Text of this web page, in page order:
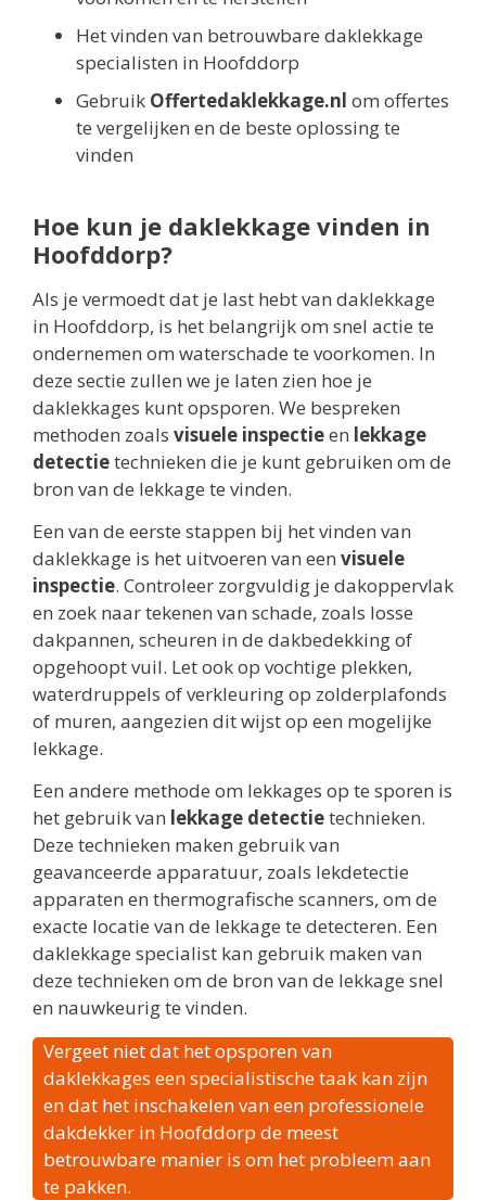
Het vinden van betrouwbare daklekkage
specialisten in Hoofddorp
Gebruik Offertedaklekkage.nl om offertes
te vergelijken en de beste oplossing te
vinden
Hoe kun je daklekkage vinden in
Hoofddorp?
Als je vermoedt dat je last hebt van daklekkage
in Hoofddorp, is het belangrijk om snel actie te
ondernemen om waterschade te voorkomen. In
deze sectie zullen we je laten zien hoe je
daklekkages kunt opsporen. We bespreken
methoden zoals visuele inspectieen lekkage
detectietechnieken die je kunt gebruiken om de
bron van de lekkage te vinden.
Een van de eerste stappen bij het vinden van
daklekkage is het uitvoeren van een visuele
inspectie. Controleer zorgvuldig je dakoppervlak
en zoek naar tekenen van schade, zoals losse
dakpannen, scheuren in de dakbedekking of
opgehoopt vuil. Let ook op vochtige plekken,
waterdruppels of verkleuring op zolderplafonds
of muren, aangezien dit wijst op een mogelijke
lekkage.
Een andere methode om lekkages op te sporen is
het gebruik van lekkage detectietechnieken.
Deze technieken maken gebruik van
geavanceerde apparatuur, zoals lekdetectie
apparaten en thermografische scanners, om de
exacte locatie van de lekkage te detecteren. Een
daklekkage specialist kan gebruik maken van
deze technieken om de bron van de lekkage snel
en nauwkeurig te vinden.
Vergeet niet dat het opsporen van
daklekkages een specialistische taak kan zijn
en dat het inschakelen van een professionele
dakdekker in Hoofddorp de meest
betrouwbare manier is om het probleem aan
te pakken.